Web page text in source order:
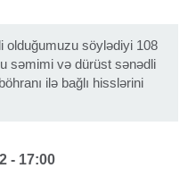
olduğumuzu söylədiyi 108
səmimi və dürüst sənədli
ilə bağlı hisslərini
- 17:00